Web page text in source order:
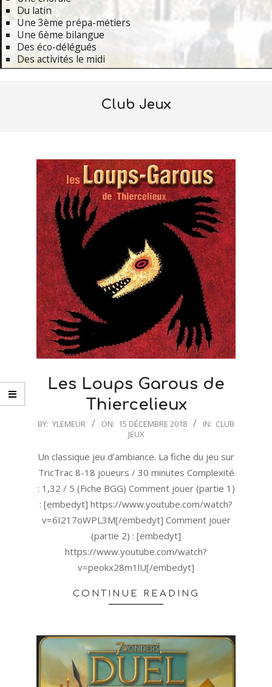
Du latin
Une 3ème prépa-métiers
Une 6ème bilangue
Des éco-délégués
Des activités le midi
Club Jeux
Les Loups Garous de
Thiercelieux
2018-
15
BY: YLEMEUR ON: 15 DÉCEMBRE 2018 IN: CLUB
JEUX
Un classique jeu d’ambiance. La fiche du jeu sur
TricTrac 8-18 joueurs / 30 minutes Complexité
: 1,32 / 5 (Fiche BGG) Comment jouer (partie 1)
: [embedyt] https://www.youtube.com/watch?
v=6I217oWPL3M[/embedyt] Comment jouer
(partie 2) : [embedyt]
https://www.youtube.com/watch?
v=peokx28m1lU[/embedyt]
CONTINUE READING